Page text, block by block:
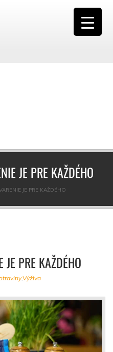
JE PRE KAŽDÉHO
JE PRE KAŽDÉHO
PRE KAŽDÉHO
,Výživa